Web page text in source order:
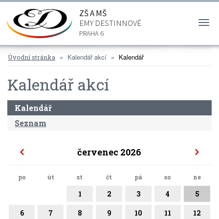
ZŠ A MŠ
EMY DESTINNOVÉ
PRAHA 6
Úvodní stránka Kalendář akcí Kalendář
Kalendář akcí
Kalendář
Seznam
červenec 2026
po út st čt pá so ne
1 2 3 4 5
6 7 8 9 10 11 12